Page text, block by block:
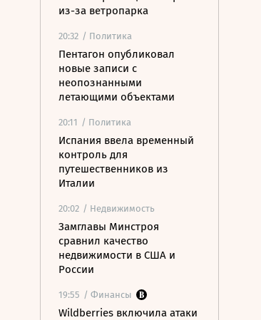
из-за ветропарка
20:32 / Политика
Пентагон опубликовал
новые записи с
неопознанными
летающими объектами
20:11 / Политика
Испания ввела временный
контроль для
путешественников из
Италии
20:02 / Недвижимость
Замглавы Минстроя
сравнил качество
недвижимости в США и
России
19:55 / Финансы
Wildberries включила атаки